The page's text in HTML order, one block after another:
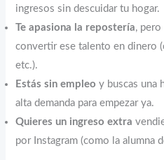
ingresos sin descuidar tu hogar.
Te apasiona la repostería,
convertir ese talento en dinero
etc.).
Estás sin empleo y buscas una
alta demanda para empezar ya.
Quieres un ingreso extra
por Instagram (como la alumna